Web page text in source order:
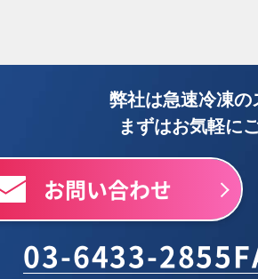
弊社は急速冷凍の
まずはお気軽に
お問い合わせ
03-6433-2855